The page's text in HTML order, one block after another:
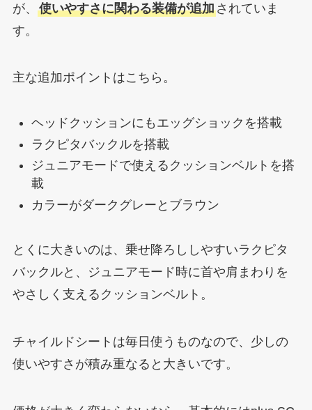
が、 使いやすさに関わる装備が追加されていま
す。
主な追加ポイントはこちら。
ヘッドクッションにもエッグショックを搭載
ラクピタバックルを搭載
ジュニアモードで使えるクッションベルトを搭
載
カラーがダークグレーとブラウン
とくに大きいのは、乗せ降ろししやすいラクピタ
バックルと、ジュニアモード時に首や肩まわりを
やさしく支えるクッションベルト。
チャイルドシートは毎日使うものなので、少しの
使いやすさが積み重なると大きいです。